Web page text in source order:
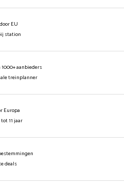
EU
station
aanbieders
treinplanner
Europa
11 jaar
deals